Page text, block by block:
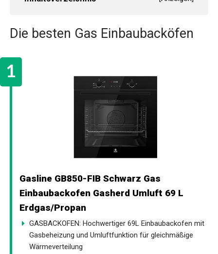
Die besten Gas Einbaubacköfen
Gasline GB850-FIB Schwarz Gas
Einbaubackofen Gasherd Umluft 69 L
Erdgas/Propan
GASBACKOFEN: Hochwertiger 69L Einbaubackofen mit
Gasbeheizung und Umluftfunktion für gleichmäßige
Wärmeverteilung